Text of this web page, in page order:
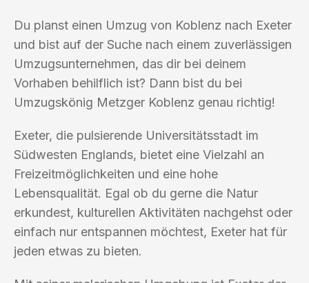
Du planst einen Umzug von Koblenz nach Exeter
und bist auf der Suche nach einem zuverlässigen
Umzugsunternehmen, das dir bei deinem
Vorhaben behilflich ist? Dann bist du bei
Umzugskönig Metzger Koblenz genau richtig!
Exeter, die pulsierende Universitätsstadt im
Südwesten Englands, bietet eine Vielzahl an
Freizeitmöglichkeiten und eine hohe
Lebensqualität. Egal ob du gerne die Natur
erkundest, kulturellen Aktivitäten nachgehst oder
einfach nur entspannen möchtest, Exeter hat für
jeden etwas zu bieten.